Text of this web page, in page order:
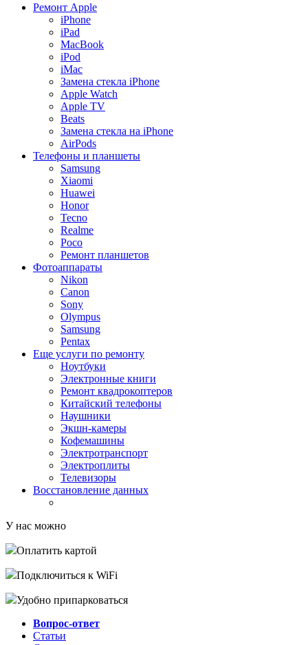
Ремонт Apple
iPhone
iPad
MacBook
iPod
iMac
Замена стекла iPhone
Apple Watch
Apple TV
Beats
Замена стекла на iPhone
AirPods
Телефоны и планшеты
Samsung
Xiaomi
Huawei
Honor
Tecno
Realme
Poco
Ремонт планшетов
Фотоаппараты
Nikon
Canon
Sony
Olympus
Samsung
Pentax
Еще услуги по ремонту
Ноутбуки
Электронные книги
Ремонт квадрокоптеров
Китайский телефоны
Наушники
Экшн-камеры
Кофемашины
Электротранспорт
Электроплиты
Телевизоры
Восстановление данных
У нас можно
Оплатить картой
Подключиться к WiFi
Удобно припарковаться
Вопрос-ответ
Статьи